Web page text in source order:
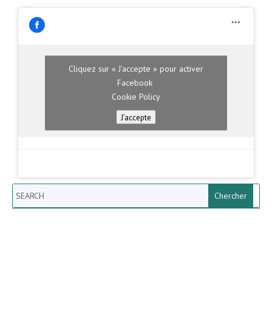
Cliquez sur « J’accepte » pour activer
Facebook
Cookie Policy
J’accepte
Search